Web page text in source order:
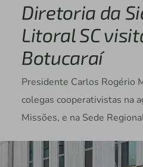
Diretoria da
Litoral SC
Botucaraí
Presidente Carlos Rogério
colegas cooperativistas na
Missões, e na Sede